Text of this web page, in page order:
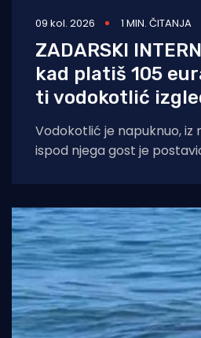
09 kol. 2026 1 MIN. ČITANJA
ZADARSKI
kad platiš 105
ti vodokotlić
Vodokotlić je napuknuo, iz
ispod njega gost je